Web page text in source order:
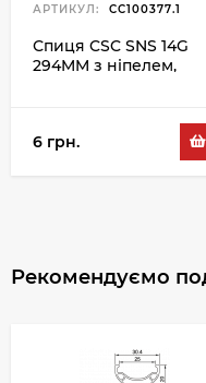
АРТИКУЛ: CC100377.1
Спиця CSC SNS 14G
294MM з ніпелем,
6 грн.
Рекомендуємо